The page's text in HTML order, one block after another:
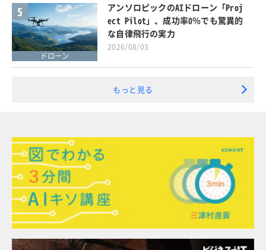
5
ドローン
アンソロピックのAIドローン「Proj
ect Pilot」、成功率0％でも驚異的
な自律飛行の実力
2026/08/03
もっと見る